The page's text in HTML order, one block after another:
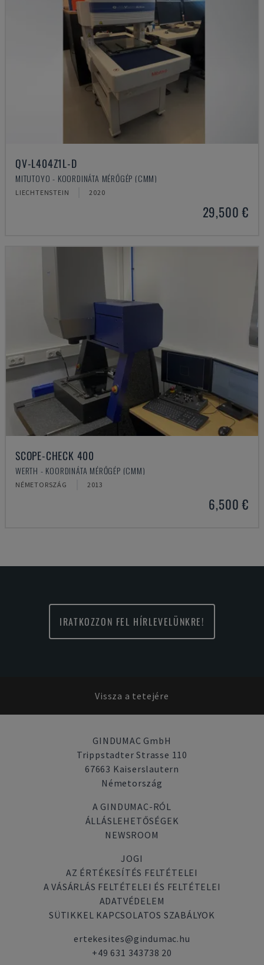
QV-L404Z1L-D
MITUTOYO - KOORDINÁTA MÉRŐGÉP (CMM)
LIECHTENSTEIN 2020
29,500 €
SCOPE-CHECK 400
WERTH - KOORDINÁTA MÉRŐGÉP (CMM)
NÉMETORSZÁG 2013
6,500 €
IRATKOZZON FEL HÍRLEVELÜNKRE!
Vissza a tetejére
GINDUMAC GmbH
Trippstadter Strasse 110
67663 Kaiserslautern
Németország
A GINDUMAC-RÓL
ÁLLÁSLEHETŐSÉGEK
NEWSROOM
JOGI
AZ ÉRTÉKESÍTÉS FELTÉTELEI
A VÁSÁRLÁS FELTÉTELEI ÉS FELTÉTELEI
ADATVÉDELEM
SÜTIKKEL KAPCSOLATOS SZABÁLYOK
ertekesites@gindumac.hu
+49 631 343738 20